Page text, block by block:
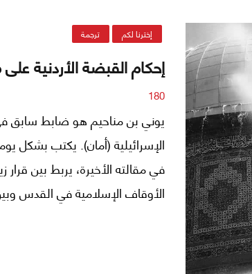
إخترنا لكم ترجمة
إحكام القبضة الأردنية
180
يوني بن مناحيم هو ضابط سابق
الإسرائيلية (أمان). يكتب
في مقالته الأخيرة، يربط بين
الأوقاف الإسلامية في القدس